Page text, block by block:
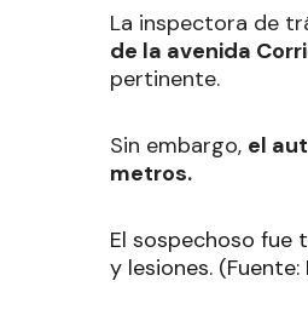
La inspectora de
de la avenida
pertinente.
Sin embargo, el
metros.
El sospechoso fue
y lesiones. (Fuente: